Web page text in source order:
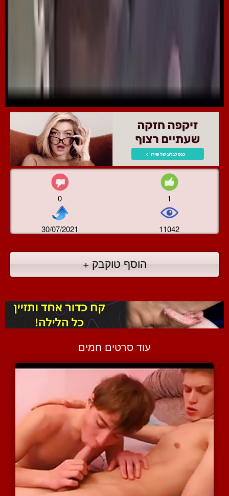
0 1
30/07/2021 11042
הוסף טוקבק +
עוד סרטים חמים